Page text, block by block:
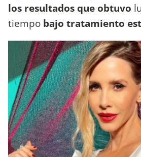
los resultados que obtuvo
tiempo bajo tratamiento